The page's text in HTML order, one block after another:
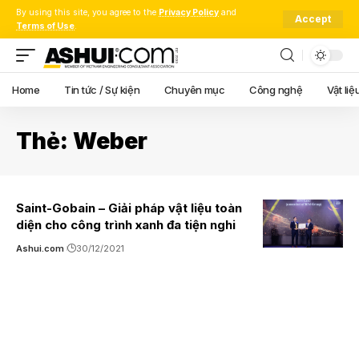
By using this site, you agree to the Privacy Policy and
Terms of Use.
Accept
Home Tin tức / Sự kiện Chuyên mục Công nghệ Vật
Thẻ: Weber
Saint-Gobain – Giải pháp vật liệu toàn
diện cho công trình xanh đa tiện nghi
Ashui.com 30/12/2021